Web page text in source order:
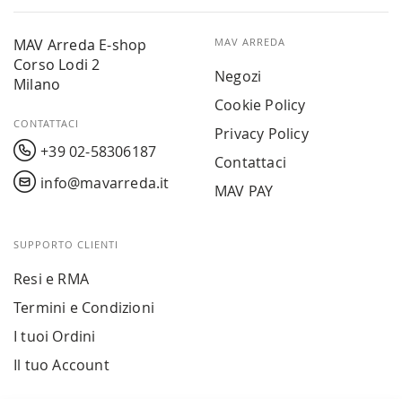
MAV Arreda E-shop
Corso Lodi 2
Milano
CONTATTACI
+39 02-58306187
info@mavarreda.it
MAV ARREDA
Negozi
Cookie Policy
Privacy Policy
Contattaci
MAV PAY
SUPPORTO CLIENTI
Resi e RMA
Termini e Condizioni
I tuoi Ordini
Il tuo Account